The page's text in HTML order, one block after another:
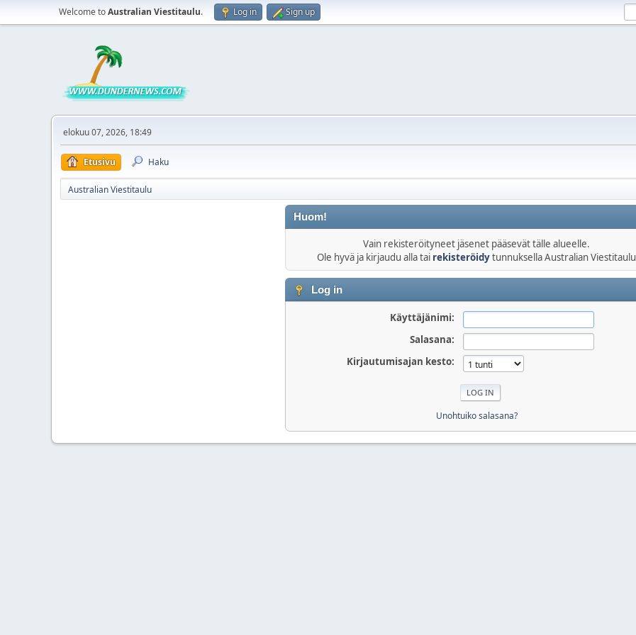
Welcome toAustralian Viestitaulu. Log in Sign up
elokuu 07, 2026, 18:49
Etusivu Haku
Australian Viestitaulu
Huom!
Vain rekisteröityneet jäsenet pääsevät tälle alueelle.
Ole hyvä ja kirjaudu alla tai rekisteröidytunnuksella Australian Viestitaulu
Log in
Käyttäjänimi:
Salasana:
Kirjautumisajan kesto:
Unohtuiko salasana?